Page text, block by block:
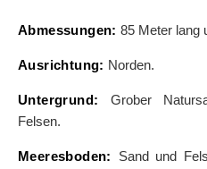
Abmessungen: 85 Meter lang
Ausrichtung: Norden.
Untergrund: Grober
Felsen.
Meeresboden:
Sand und